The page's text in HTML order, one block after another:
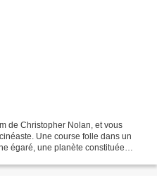
de Christopher Nolan, et vous
Une course folle dans un
égaré, une planète constituée